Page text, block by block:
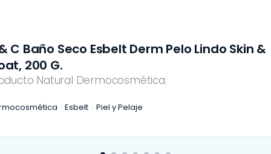
Natural Dermocosmética:
C Baño Seco Esbelt Derm Pelo Lindo Skin &
200 G.
Esbelt Piel y Pelaje